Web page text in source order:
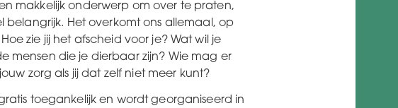
makkelijk onderwerp om over te praten,
belangrijk. Het overkomt ons allemaal, op
zie jij het afscheid voor je? Wat wil je
mensen die je dierbaar zijn? Wie mag er
zorg als jij dat zelf niet meer kunt?
toegankelijk en wordt georganiseerd in